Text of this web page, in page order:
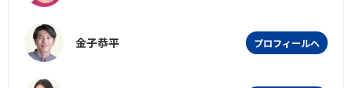
金子恭平 プロフィールへ